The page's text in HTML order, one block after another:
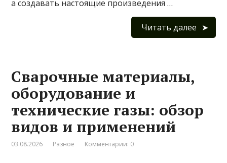
а создавать настоящие произведения …
Читать далее
Сварочные материалы,
оборудование и
технические газы: обзор
видов и применений
03.08.2026 Разное Комментарии: 0